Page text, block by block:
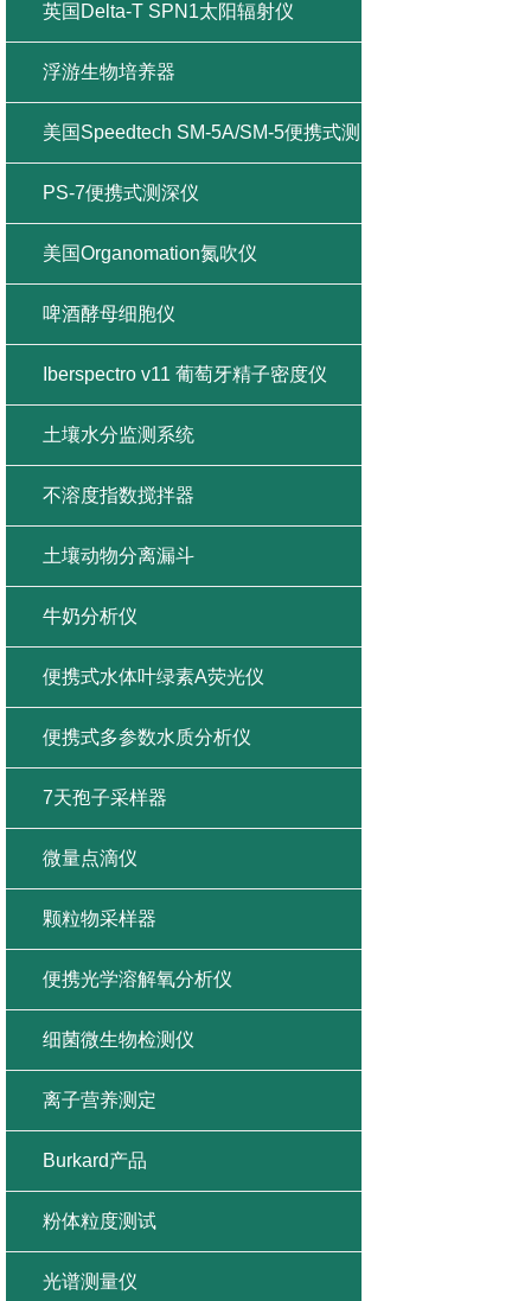
英国Delta-T SPN1太阳辐射仪
浮游生物培养器
美国Speedtech SM-5A/SM-5便携式测
深仪
PS-7便携式测深仪
美国Organomation氮吹仪
啤酒酵母细胞仪
Iberspectro v11 葡萄牙精子密度仪
土壤水分监测系统
不溶度指数搅拌器
土壤动物分离漏斗
牛奶分析仪
便携式水体叶绿素A荧光仪
便携式多参数水质分析仪
7天孢子采样器
微量点滴仪
颗粒物采样器
便携光学溶解氧分析仪
细菌微生物检测仪
离子营养测定
Burkard产品
粉体粒度测试
光谱测量仪